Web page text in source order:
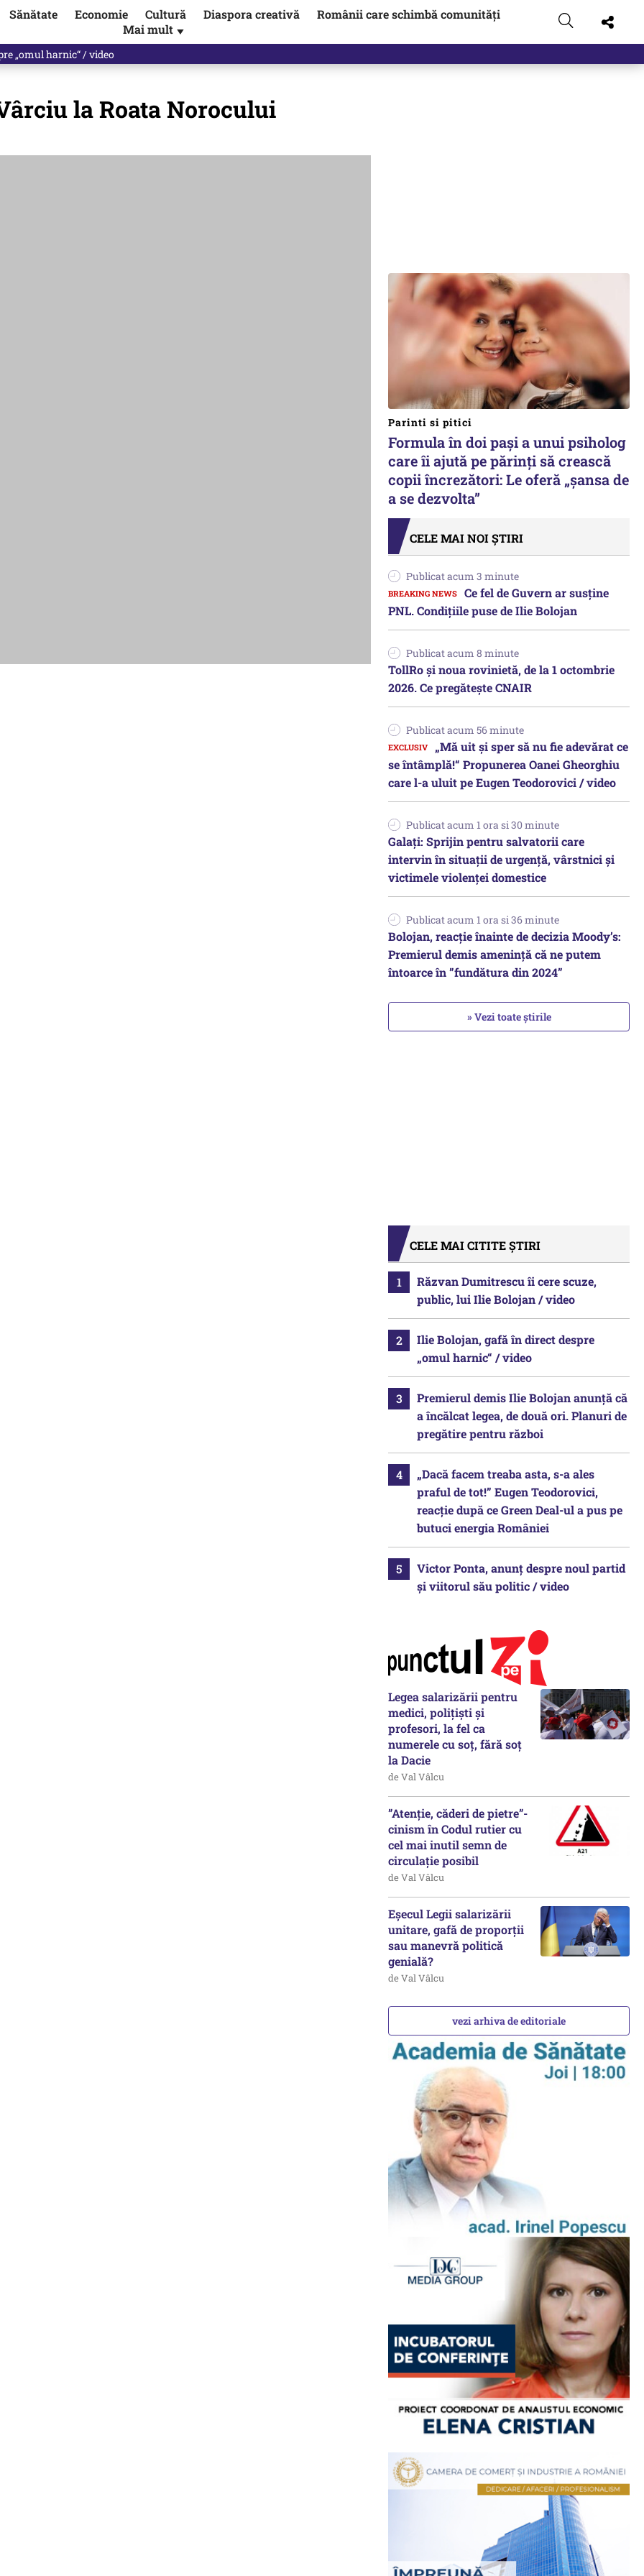
Sănătate Economie Cultură Diaspora creativă
Românii care schimbă comunități
Mai mult ▼
„omul harnic“ / video
la Roata Norocului
Parinti si pitici
Formula în doi pași a unui psiholog
care îi ajută pe părinți să crească
copii încrezători: Le oferă „șansa de
a se dezvolta”
CELE MAI NOI ȘTIRI
Publicat acum 3 minute
Ce fel de Guvern ar susține
PNL. Condițiile puse de Ilie Bolojan
Publicat acum 8 minute
TollRo şi noua rovinietă, de la 1 octombrie
2026. Ce pregăteşte CNAIR
Publicat acum 56 minute
„Mă uit și sper să nu fie adevărat ce
se întâmplă!“ Propunerea Oanei Gheorghiu
care l-a uluit pe Eugen Teodorovici / video
Publicat acum 1 ora si 30 minute
Galați: Sprijin pentru salvatorii care
intervin în situații de urgență, vârstnici și
victimele violenței domestice
Publicat acum 1 ora si 36 minute
Bolojan, reacție înainte de decizia Moody’s:
Premierul demis amenință că ne putem
întoarce în ”fundătura din 2024”
» Vezi toate știrile
CELE MAI CITITE ȘTIRI
Răzvan Dumitrescu îi cere scuze,
public, lui Ilie Bolojan / video
Ilie Bolojan, gafă în direct despre
„omul harnic“ / video
Premierul demis Ilie Bolojan anunță că
a încălcat legea, de două ori. Planuri de
pregătire pentru război
„Dacă facem treaba asta, s-a ales
praful de tot!” Eugen Teodorovici,
reacție după ce Green Deal-ul a pus pe
butuci energia României
Victor Ponta, anunț despre noul partid
și viitorul său politic / video
Legea salarizării pentru
medici, polițiști și
profesori, la fel ca
numerele cu soț, fără soț
la Dacie
de Val Vâlcu
”Atenție, căderi de pietre”-
cinism în Codul rutier cu
cel mai inutil semn de
circulație posibil
de Val Vâlcu
Eșecul Legii salarizării
unitare, gafă de proporții
sau manevră politică
genială?
de Val Vâlcu
vezi arhiva de editoriale